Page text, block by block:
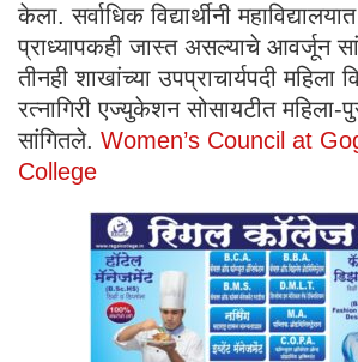
केला. सर्वाधिक विद्यार्थीनी
प्राध्यापकही जास्त असल्याचे आवर्जून
तीनही शाखांच्या उपप्राचार्यपदी महिला
रत्नागिरी एज्युकेशन सोसायटीत
सांगितले. Women’s Council at
College